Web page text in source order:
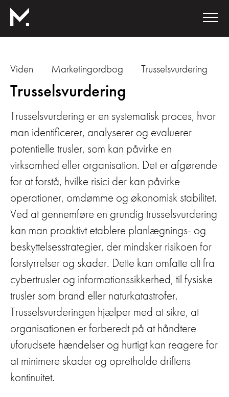
Viden Marketingordbog Trusselsvurdering
Trusselsvurdering
Trusselsvurdering er en systematisk proces, hvor
man identificerer, analyserer og evaluerer
potentielle trusler, som kan påvirke en
virksomhed eller organisation. Det er afgørende
for at forstå, hvilke risici der kan påvirke
operationer, omdømme og økonomisk stabilitet.
Ved at gennemføre en grundig trusselsvurdering
kan man proaktivt etablere planlægnings- og
beskyttelsesstrategier, der mindsker risikoen for
forstyrrelser og skader. Dette kan omfatte alt fra
cybertrusler og informationssikkerhed, til fysiske
trusler som brand eller naturkatastrofer.
Trusselsvurderingen hjælper med at sikre, at
organisationen er forberedt på at håndtere
uforudsete hændelser og hurtigt kan reagere for
at minimere skader og opretholde driftens
kontinuitet.